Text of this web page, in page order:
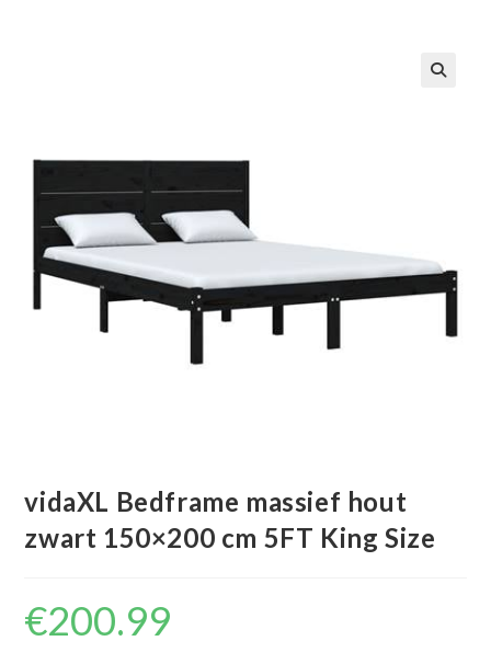
vidaXL Bedframe massief hout
zwart 150×200 cm 5FT King Size
€200.99